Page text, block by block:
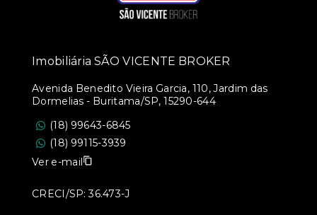
Imobiliária SÃO VICENTE BROKER
Avenida Benedito Vieira Garcia, 110, Jardim das
Dormelias - Buritama/SP, 15290-644
(18) 99643-6845
(18) 99115-3939
Ver e-mail
CRECI/SP: 36.473-J